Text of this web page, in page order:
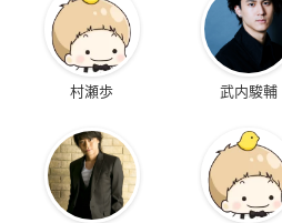
村瀬歩 武内駿輔